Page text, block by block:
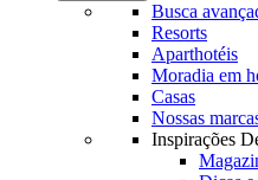
Busca
Resorts
Aparthotéis
Moradia em
Casas
Nossas
Inspirações